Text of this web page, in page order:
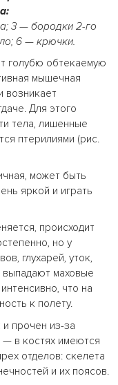
3 — бородки 2-го
6 — крючки.
голубю обтекаемую
мышечная
возникает
Для этого
тела, лишенные
птерилиями (рис.
может быть
яркой и играть
происходит
но у
глухарей, уток,
выпадают маховые
что на
к полету.
и прочен из-за
— в костях имеются
отделов: скелета
и их поясов.